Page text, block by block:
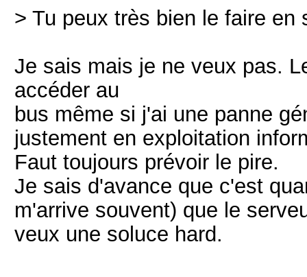
> Tu peux très bien le faire en
Je sais mais je ne veux pas.
accéder au
bus même si j'ai une panne
justement en exploitation
Faut toujours prévoir le pire.
Je sais d'avance que c'est
m'arrive souvent) que le
veux une soluce hard.